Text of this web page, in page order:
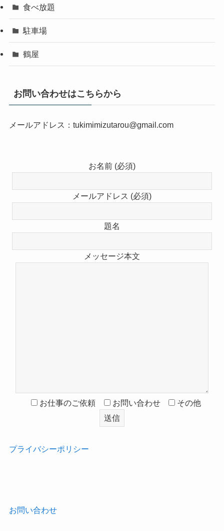
食べ放題
駐車場
鶴屋
お問い合わせはこちらから
メールアドレス：tukimimizutarou@gmail.com
お名前 (必須)
メールアドレス (必須)
題名
メッセージ本文
お仕事のご依頼 お問い合わせ その他
プライバシーポリシー
お問い合わせ